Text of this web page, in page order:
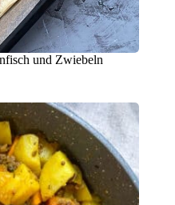
und Zwiebeln